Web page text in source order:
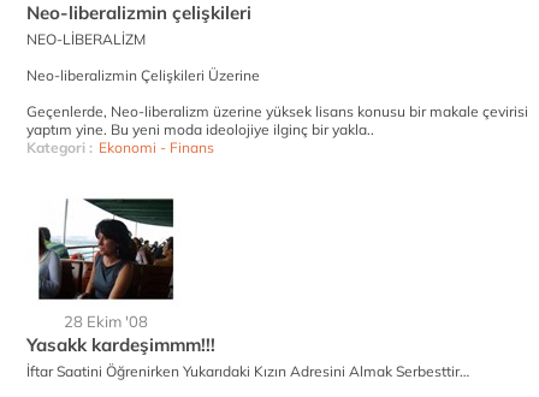
Neo-liberalizmin çelişkileri
NEO-LİBERALİZM
Neo-liberalizmin Çelişkileri Üzerine
Geçenlerde, Neo-liberalizm üzerine yüksek lisans konusu bir makale çevirisi
yaptım yine. Bu yeni moda ideolojiye ilginç bir yakla..
Kategori : Ekonomi - Finans
28 Ekim '08
Yasakk kardeşimmm!!!
İftar Saatini Öğrenirken Yukarıdaki Kızın Adresini Almak Serbesttir…